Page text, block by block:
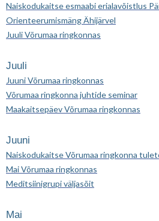
Naiskodukaitse esmaabi erialavõistlus
Orienteerumismäng Ähijärvel
Juuli Võrumaa ringkonnas
Juuli
Juuni Võrumaa ringkonnas
Võrumaa ringkonna juhtide seminar
Maakaitsepäev Võrumaa ringkonnas
Juuni
Naiskodukaitse Võrumaa ringkonna
Mai Võrumaa ringkonnas
Meditsiinigrupi väljasõit
Mai